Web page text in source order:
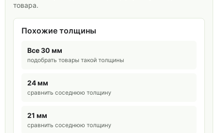
товара.
Похожие толщины
Все 30 мм
подобрать товары такой толщины
24 мм
сравнить соседнюю толщину
21 мм
сравнить соседнюю толщину